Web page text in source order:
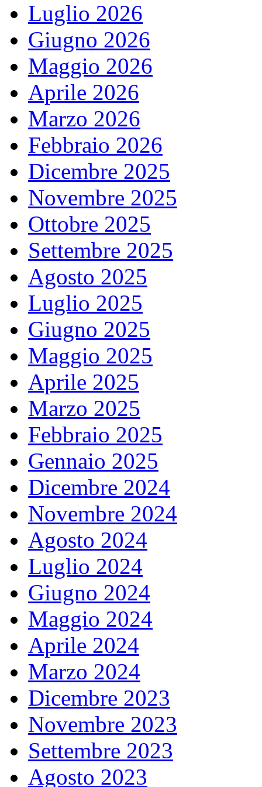
Luglio 2026
Giugno 2026
Maggio 2026
Aprile 2026
Marzo 2026
Febbraio 2026
Dicembre 2025
Novembre 2025
Ottobre 2025
Settembre 2025
Agosto 2025
Luglio 2025
Giugno 2025
Maggio 2025
Aprile 2025
Marzo 2025
Febbraio 2025
Gennaio 2025
Dicembre 2024
Novembre 2024
Agosto 2024
Luglio 2024
Giugno 2024
Maggio 2024
Aprile 2024
Marzo 2024
Dicembre 2023
Novembre 2023
Settembre 2023
Agosto 2023